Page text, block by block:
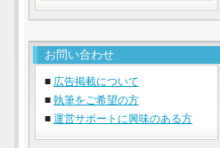
お問い合わせ
■ 広告掲載について
■ 執筆をご希望の方
■ 運営サポートに興味のある方